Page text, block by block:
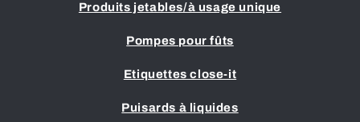
Produits jetables/à usage unique
Pompes pour fûts
Etiquettes close-it
Puisards à liquides